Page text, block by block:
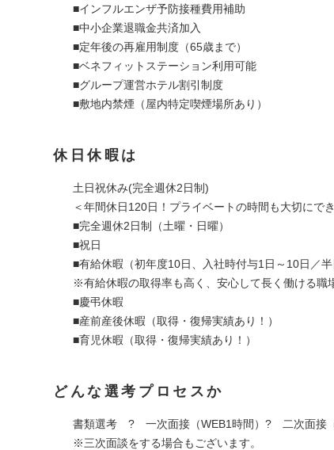
■インフルエンザ予防接種費用補助
■中小企業退職金共済加入
■定年後の再雇用制度（65歳まで）
■ベネフィットステーション利用可能
■グループ運営ホテル割引制度
■敷地内禁煙（屋内特定喫煙場所あり）
休日休暇は
土日祝休み(完全週休2日制)
＜年間休日120日！プライベートの時間も大切にで
■完全週休2日制（土曜・日曜）
■祝日
■有給休暇（初年度10日、入社時付与1日～10日／半
※有給休暇の取得率も高く、安心して長く働ける職
■慶弔休暇
■産前産後休暇（取得・復帰実績あり！）
■育児休暇（取得・復帰実績あり！）
どんな選考プロセスか
書類選考 ? 一次面接（WEB1時間）? 二次面接（
※三次面談をする場合もございます。